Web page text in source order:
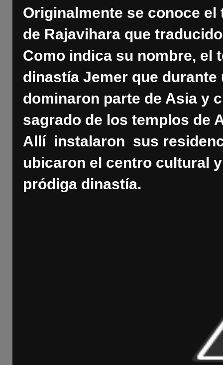
Originalmente se conoce el
de Rajavihara que
Como indica su nombre, el
dinastía Jemer que
dominaron parte de Asia y
sagrado de los templos de
Allí instalaron sus
ubicaron el centro cultural
pródiga dinastía.